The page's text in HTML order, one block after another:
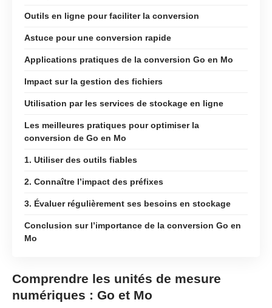
Outils en ligne pour faciliter la conversion
Astuce pour une conversion rapide
Applications pratiques de la conversion Go en Mo
Impact sur la gestion des fichiers
Utilisation par les services de stockage en ligne
Les meilleures pratiques pour optimiser la
conversion de Go en Mo
1. Utiliser des outils fiables
2. Connaître l’impact des préfixes
3. Évaluer régulièrement ses besoins en stockage
Conclusion sur l’importance de la conversion Go en
Mo
Comprendre les unités de mesure
numériques : Go et Mo